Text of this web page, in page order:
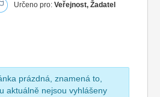
Určeno pro: Veřejnost, Žadatel
prázdná, znamená to,
aktuálně nejsou vyhlášeny